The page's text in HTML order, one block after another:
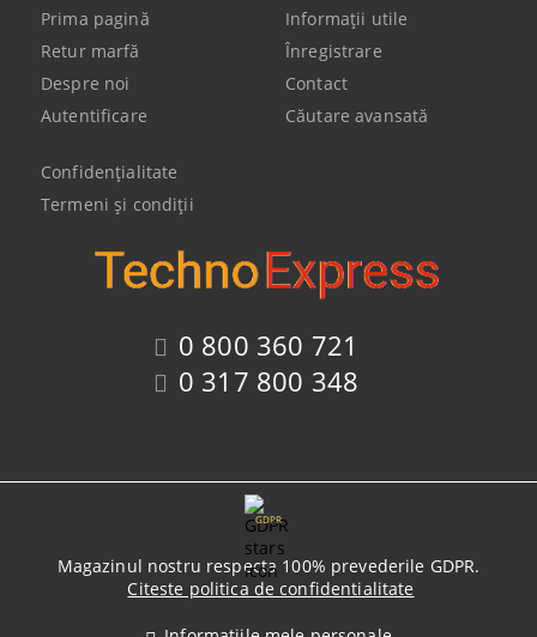
0 800 360 721
0 317 800 348
Prima pagină
Retur marfă
Despre noi
Autentificare
Informaţii utile
Înregistrare
Contact
Căutare avansată
Confidenţialitate
Termeni şi condiţii
GDPR
Magazinul nostru respecta 100% prevederile GDPR.
Citeste politica de confidentialitate